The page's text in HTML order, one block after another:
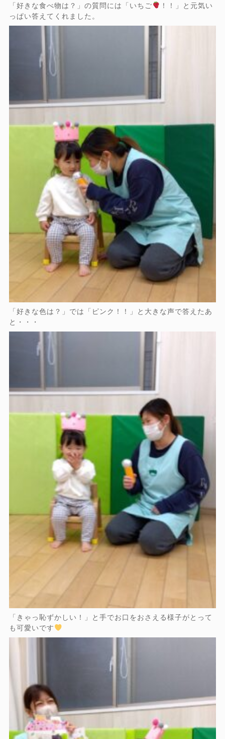
「好きな食べ物は？」の質問には「いちご
！！」と元気い
っぱい答えてくれました。
「好きな色は？」では「ピンク！！」と大きな声で答えたあ
と・・・
「きゃっ恥ずかしい！」と手でお口をおさえる様子がとって
も可愛いです